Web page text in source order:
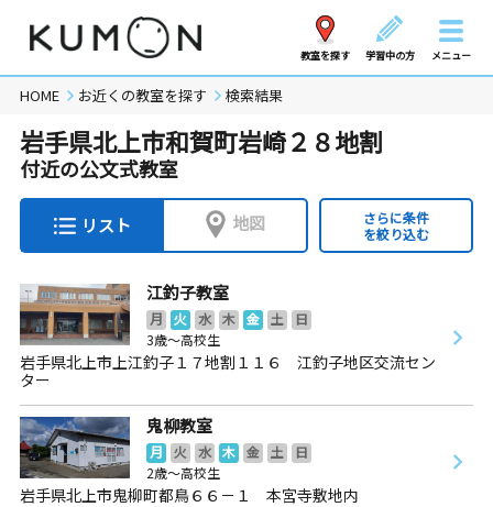
教室を探す 学習中の方 メニュー
HOME お近くの教室を探す 検索結果
岩手県北上市和賀町岩崎２８地割
付近の公文式教室
リスト 地図
さらに条件
を絞り込む
江釣子教室
月 火 水 木 金 土
日
3歳～高校生
岩手県北上市上江釣子１７地割１１６ 江釣子地区交流セン
ター
鬼柳教室
月 火 水 木 金 土
日
2歳～高校生
岩手県北上市鬼柳町都鳥６６－１ 本宮寺敷地内